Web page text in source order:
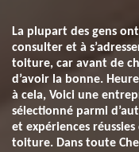
La plupart des gens
consulter et à
toiture, car avant de
d’avoir la bonne.
à cela, Voici une
sélectionné parmi
et expériences réussies
toiture. Dans toute